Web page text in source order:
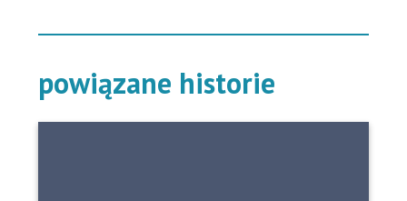
powiązane historie